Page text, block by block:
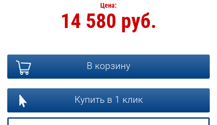
Цена:
14 580 руб.
В корзину
Купить в 1 клик